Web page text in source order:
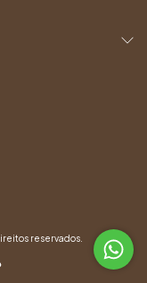
reservados.